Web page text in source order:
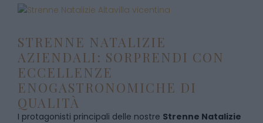
STRENNE NATALIZIE
AZIENDALI: SORPRENDI CON
ECCELLENZE
ENOGASTRONOMICHE DI
QUALITÀ
I protagonisti principali delle nostre Strenne Natalizie